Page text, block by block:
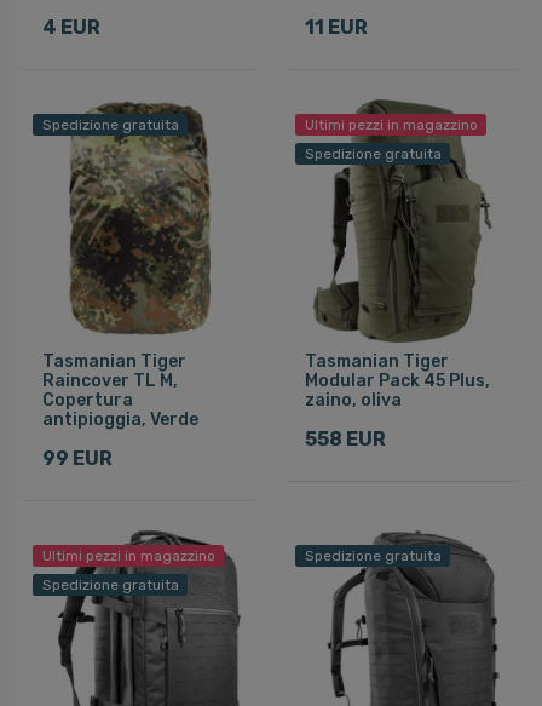
4 EUR 11 EUR
Spedizione gratuita
Tasmanian Tiger
Raincover TL M,
Copertura
antipioggia, Verde
99 EUR
Ultimi pezzi in magazzino
Spedizione gratuita
Tasmanian Tiger
Modular Pack 45 Plus,
zaino, oliva
558 EUR
Ultimi pezzi in magazzino
Spedizione gratuita
Spedizione gratuita